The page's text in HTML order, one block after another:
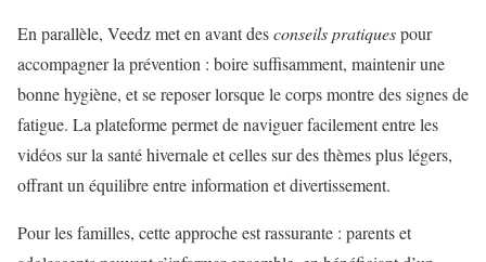
En parallèle, Veedz met en avant desconseils pratiquespour
accompagner la prévention : boire suffisamment, maintenir une
bonne hygiène, et se reposer lorsque le corps montre des signes de
fatigue. La plateforme permet de naviguer facilement entre les
vidéos sur la santé hivernale et celles sur des thèmes plus légers,
offrant un équilibre entre information et divertissement.
Pour les familles, cette approche est rassurante : parents et